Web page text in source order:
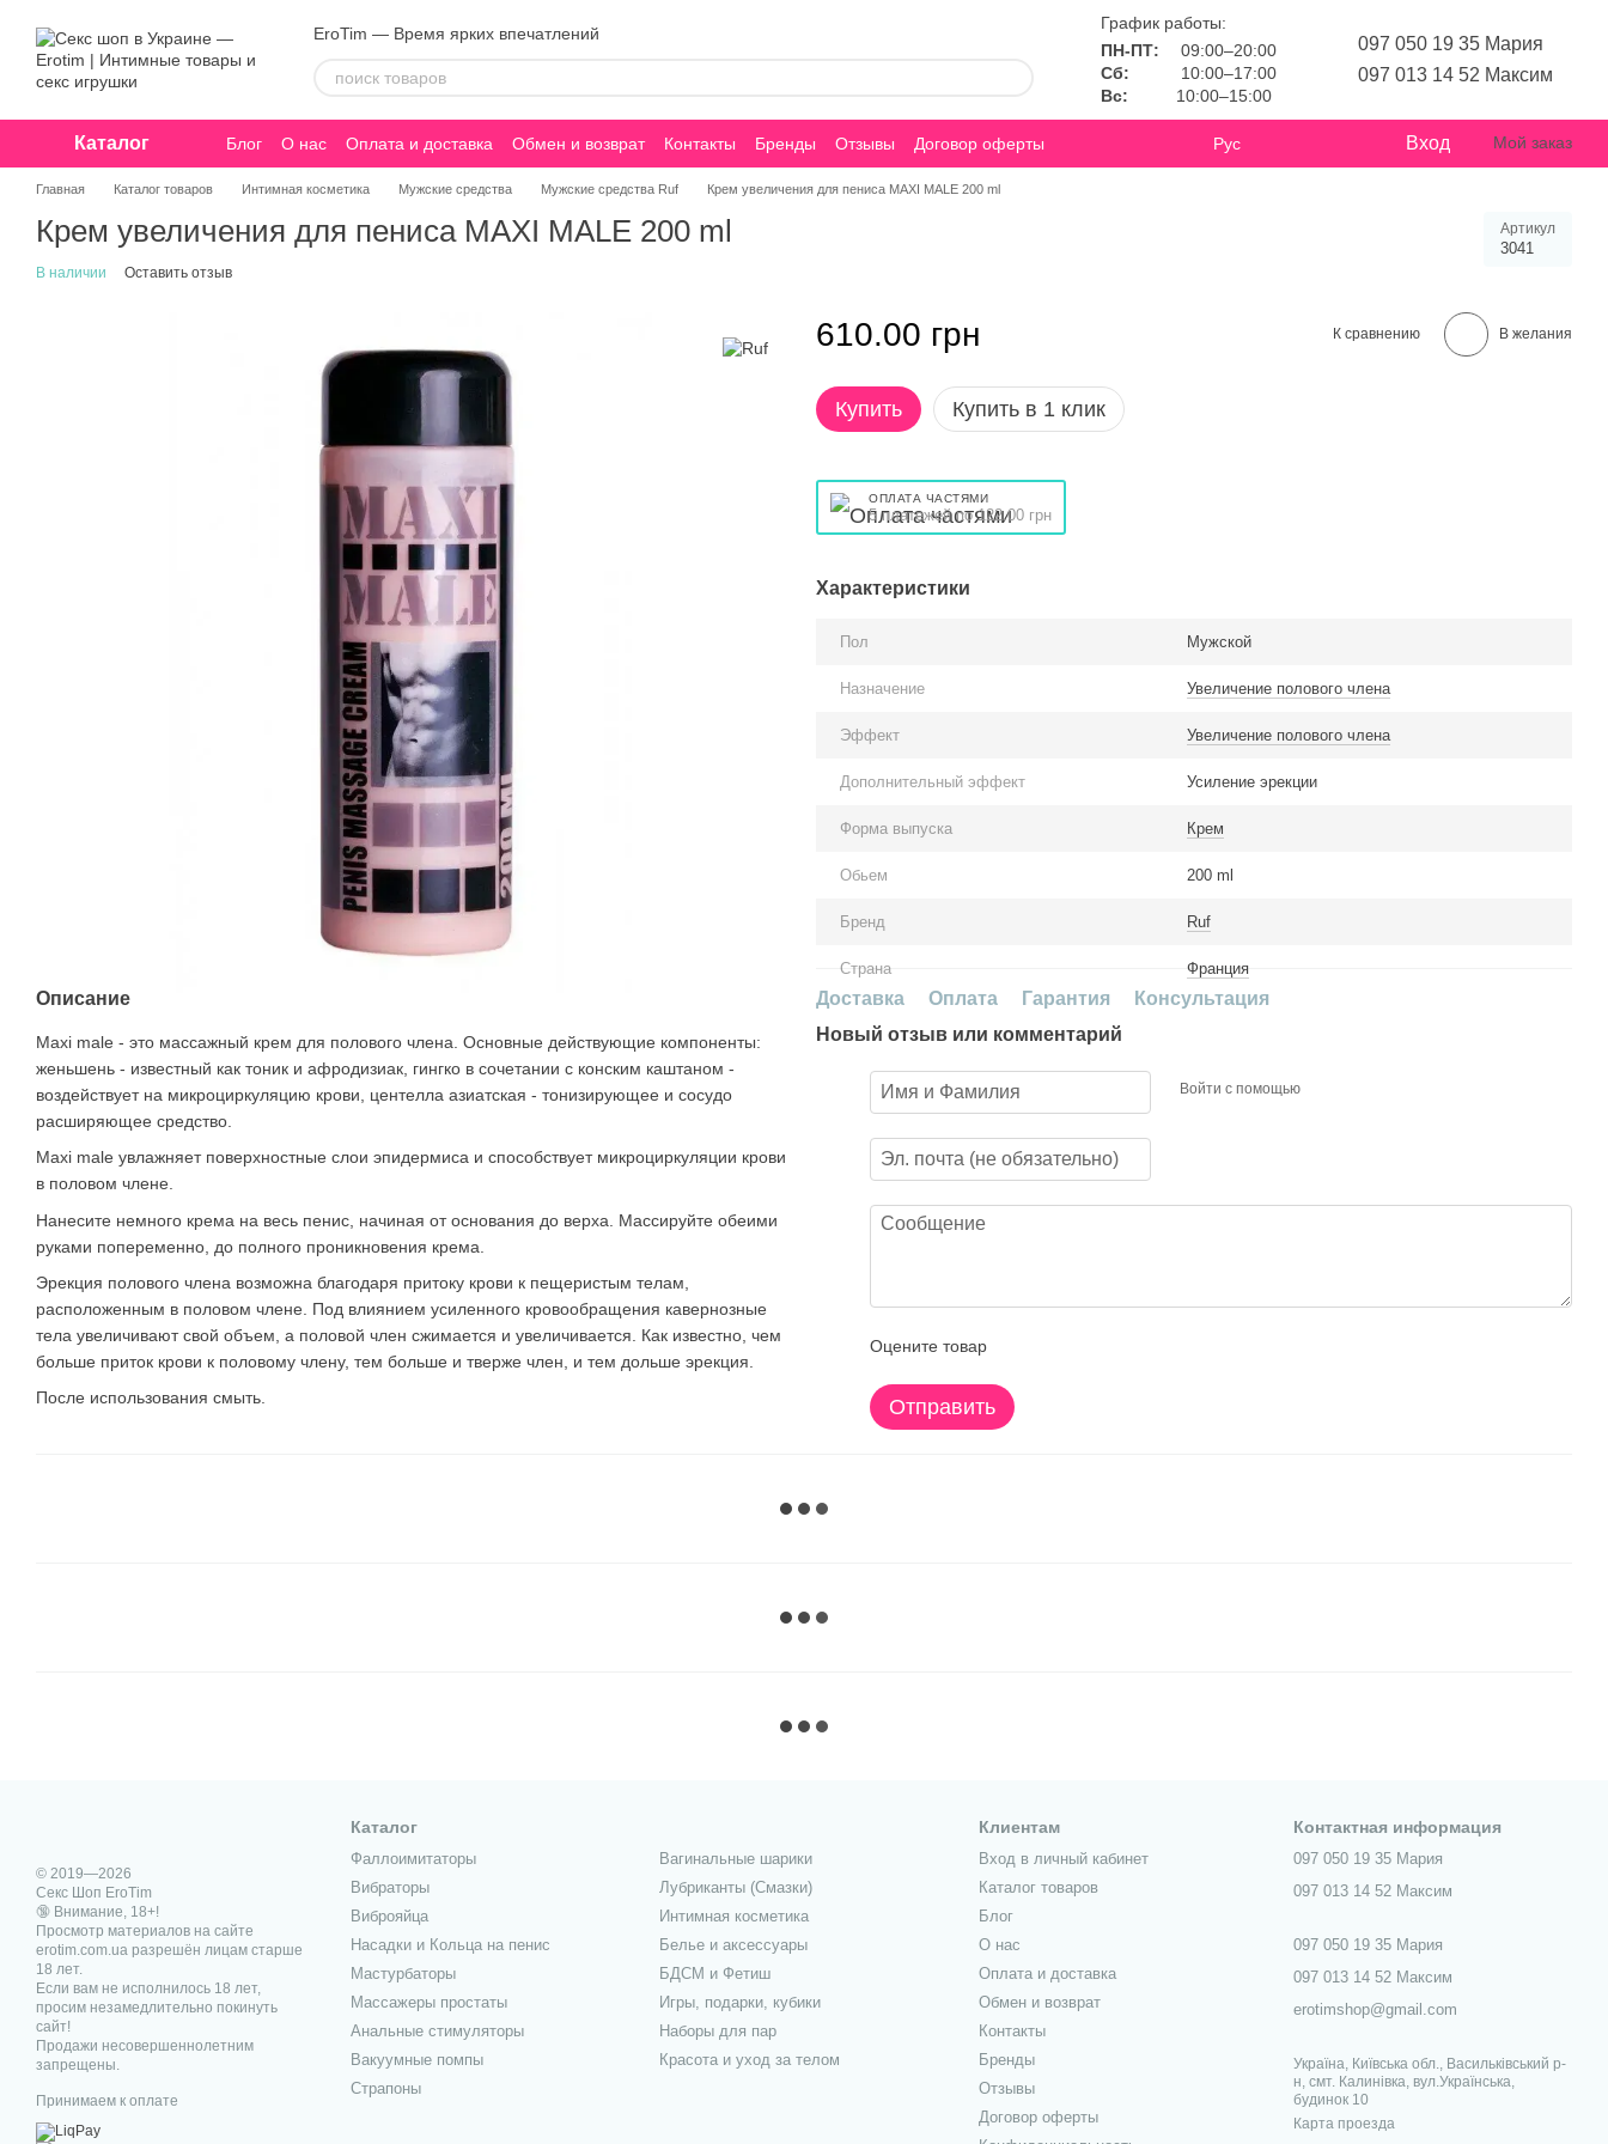
EroTim — Время ярких впечатлений
График работы:
ПН-ПТ:
09:00–20:00
Сб:
10:00–17:00
Вс:
10:00–15:00
097 050 19 35 Мария
097 013 14 52 Максим
Каталог Блог О нас Оплата и доставка Обмен и возврат Контакты Бренды Отзывы
Договор оферты
Конфиденциальность
Рус Вход Мой заказ
Главная Каталог товаров Интимная косметика Мужские средства Мужские средства Ruf Крем увеличения для пениса MAXI MALE 200 ml
Крем увеличения для пениса MAXI MALE 200 ml Артикул
3041
В наличии Оставить отзыв
Описание
Maxi male - это массажный крем для полового члена. Основные действующие компоненты:
женьшень - известный как тоник и афродизиак, гингко в сочетании с конским каштаном -
воздействует на микроциркуляцию крови, центелла азиатская - тонизирующее и сосудо
расширяющее средство.
Maxi male увлажняет поверхностные слои эпидермиса и способствует микроциркуляции крови
в половом члене.
Нанесите немного крема на весь пенис, начиная от основания до верха. Массируйте обеими
руками попеременно, до полного проникновения крема.
Эрекция полового члена возможна благодаря притоку крови к пещеристым телам,
расположенным в половом члене. Под влиянием усиленного кровообращения кавернозные
тела увеличивают свой объем, а половой член сжимается и увеличивается. Как известно, чем
больше приток крови к половому члену, тем больше и тверже член, и тем дольше эрекция.
После использования смыть.
610.00 грн К сравнению В желания
Купить Купить в 1 клик
ОПЛАТА ЧАСТЯМИ
5 платежей по 122.00 грн
Характеристики
Пол Мужской
Назначение Увеличение полового члена
Эффект Увеличение полового члена
Дополнительный эффект Усиление эрекции
Форма выпуска Крем
Обьем 200 ml
Бренд Ruf
Страна Франция
Доставка Оплата Гарантия
Консультация
Новый отзыв или комментарий
Войти с помощью
Оцените товар
Отправить
© 2019—2026
Секс Шоп EroTim
🔞 Внимание, 18+!
Просмотр материалов на сайте
erotim.com.ua разрешён лицам старше
18 лет.
Если вам не исполнилось 18 лет,
просим незамедлительно покинуть
сайт!
Продажи несовершеннолетним
запрещены.
Принимаем к оплате
Каталог
Фаллоимитаторы
Вибраторы
Виброяйца
Насадки и Кольца на пенис
Мастурбаторы
Массажеры простаты
Анальные стимуляторы
Вакуумные помпы
Страпоны
Вагинальные шарики
Лубриканты (Смазки)
Интимная косметика
Белье и аксессуары
БДСМ и Фетиш
Игры, подарки, кубики
Наборы для пар
Красота и уход за телом
Клиентам
Вход в личный кабинет
Каталог товаров
Блог
О нас
Оплата и доставка
Обмен и возврат
Контакты
Бренды
Отзывы
Договор оферты
Контактная информация
097 050 19 35 Мария
097 013 14 52 Максим
097 050 19 35 Мария
097 013 14 52 Максим
erotimshop@gmail.com
Україна, Київська обл., Васильківський р-
н, смт. Калинівка, вул.Українська,
будинок 10
Карта проезда